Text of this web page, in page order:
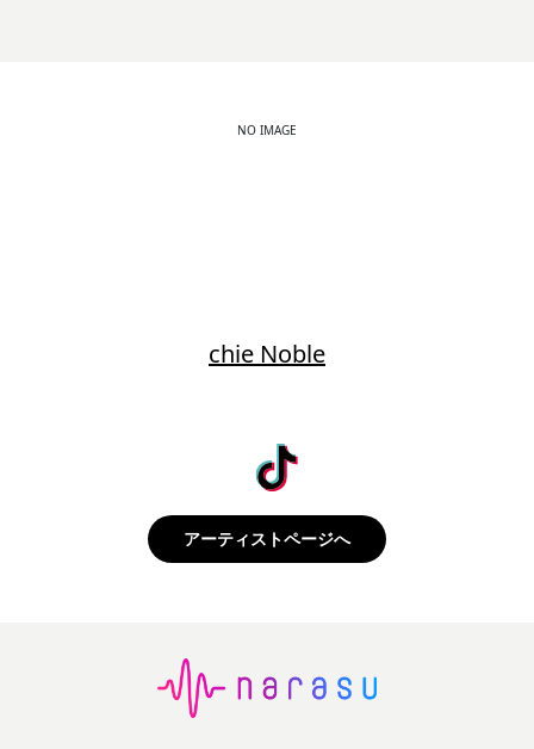
NO IMAGE
chie Noble
アーティストページへ